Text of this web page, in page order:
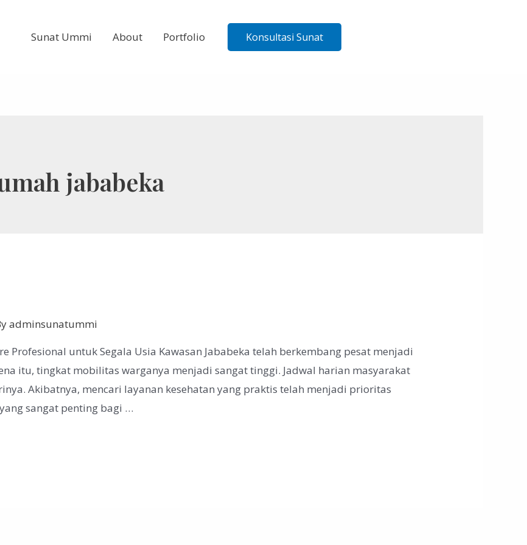
Sunat Ummi About Portfolio Konsultasi Sunat
jababeka
adminsunatummi
Profesional untuk Segala Usia Kawasan Jababeka telah berkembang pesat menjadi
itu, tingkat mobilitas warganya menjadi sangat tinggi. Jadwal harian masyarakat
Akibatnya, mencari layanan kesehatan yang praktis telah menjadi prioritas
sangat penting bagi …